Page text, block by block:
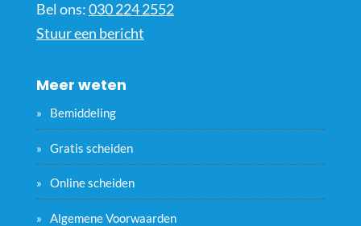
Bel ons:030 224 2552
Stuur een bericht
Meer weten
Bemiddeling
Gratis scheiden
Online scheiden
Algemene Voorwaarden